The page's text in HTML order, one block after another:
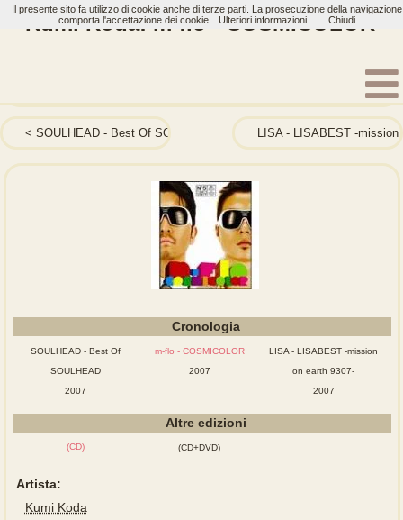
Kumi Koda: m-flo - COSMICOLOR
SOULHEAD - Best Of SOULHEAD LISA - LISABEST -mission
Cronologia
SOULHEAD - Best Of
SOULHEAD
2007
m-flo - COSMICOLOR
2007
LISA - LISABEST -mission
on earth 9307-
2007
Altre edizioni
(CD) (CD+DVD)
Artista:
Kumi Koda
Il presente sito fa utilizzo di cookie anche di terze parti. La prosecuzione della navigazione
comporta l'accettazione dei cookie.
Ulteriori informazioni Chiudi